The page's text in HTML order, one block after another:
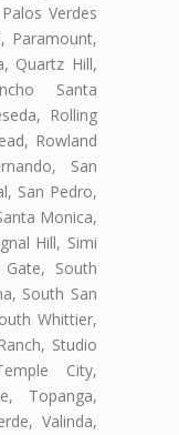
Verdes
Paramount,
Quartz Hill,
Santa
Rolling
Rowland
San
San Pedro,
Monica,
Hill, Simi
South
South San
Whittier,
Studio
City,
Topanga,
Valinda,